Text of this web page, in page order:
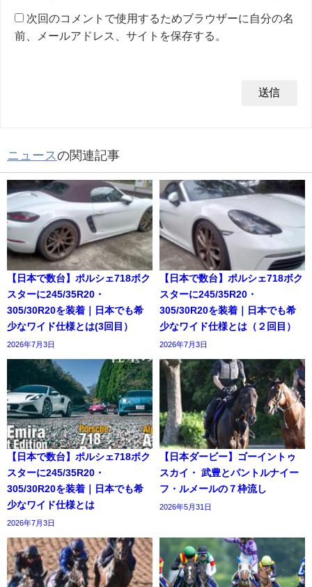
次回のコメントで使用するためブラウザーに自分の名
前、メールアドレス、サイトを保存する。
ニュースの関連記事
【日本で数台】ポルシェ718ボク
スターに245/35R20・
305/30R20を装着｜日本でも希
少なワイド仕様とは(3回目）
2026年7月3日
【日本で数台】ポルシェ718ボク
スターに245/35R20・
305/30R20を装着｜日本でも希
少なワイド仕様とは（２回目）
2026年7月3日
【日本で数台】ポルシェ718ボク
スターに245/35R20・
305/30R20を装着｜日本でも希
少なワイド仕様とは
2026年7月3日
【日本ダービー】ゴーイントゥ
スカイ・ 武豊とパントルナイー
フ・ルメールの７枠流し
2026年5月31日